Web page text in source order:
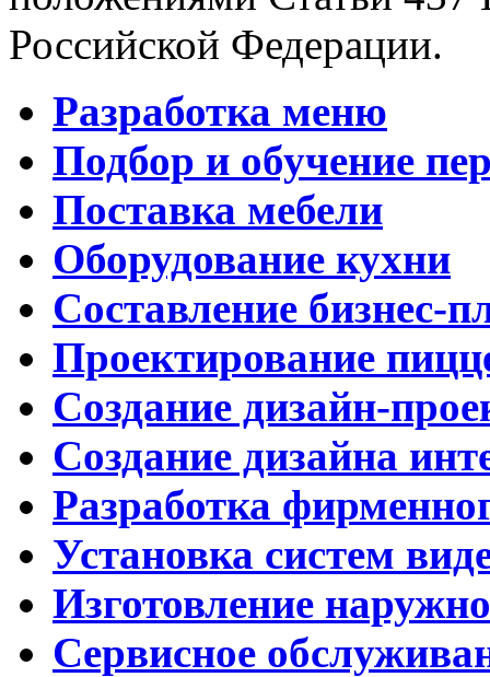
Российской Федерации.
Разработка меню
Подбор и обучение
Поставка мебели
Оборудование кухни
Составление бизнес-
Проектирование
Создание дизайн-
Создание дизайна
Разработка
Установка систем
Изготовление
Сервисное